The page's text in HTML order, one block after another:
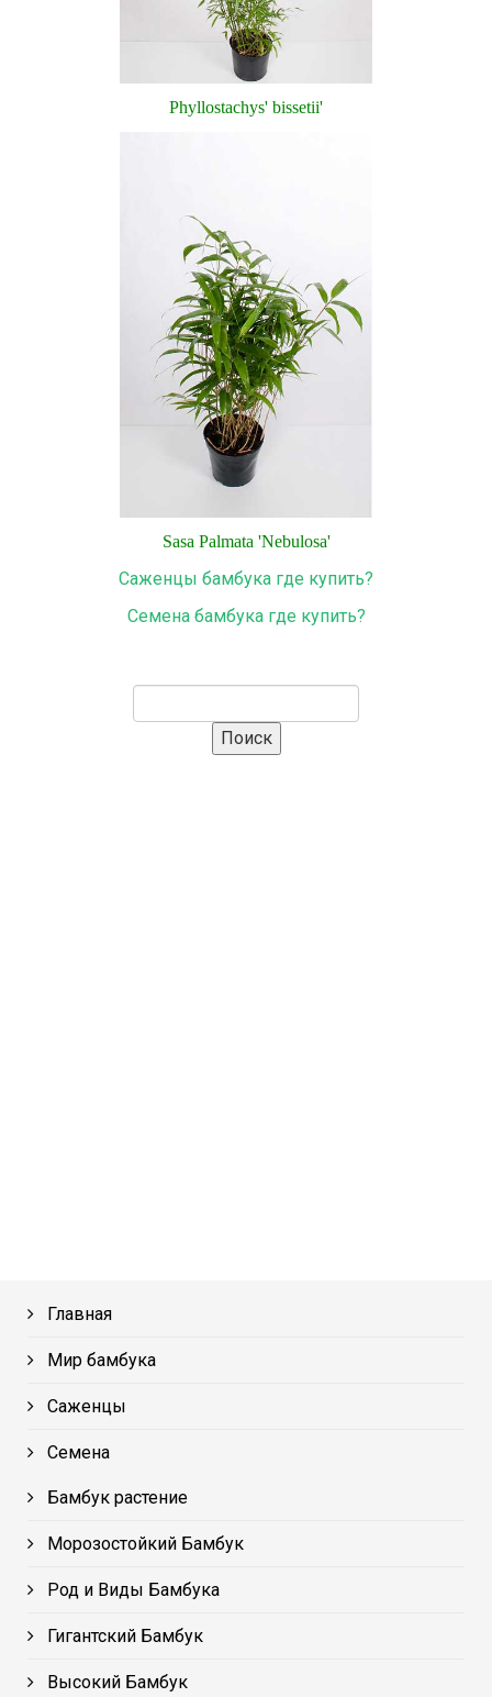
Phyllostachys' bissetii'
SasaPalmata'Nebulosa'
Саженцы бамбука где купить?
Семена бамбука где купить?
Главная
Мир бамбука
Саженцы
Семена
Бамбук растение
Морозостойкий Бамбук
Род и Виды Бамбука
Гигантский Бамбук
Высокий Бамбук